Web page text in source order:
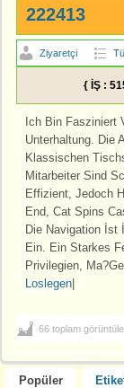
222413
Ziyaretçi
{ İŞ :
Ich Bin Fasziniert
Unterhaltung. Die
Klassischen
Mitarbeiter Sind
Effizient, Jedoch
End, Cat Spins
Die Navigation İst
Ein. Ein Starkes
Privilegien,
Loslegen
66 toplam
Popüler